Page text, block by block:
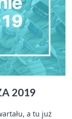
2019
a tu już